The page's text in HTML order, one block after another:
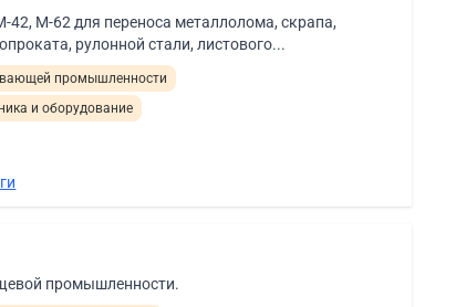
М-62 для переноса металлолома, скрапа,
рулонной стали, листового...
промышленности
и оборудование
промышленности.